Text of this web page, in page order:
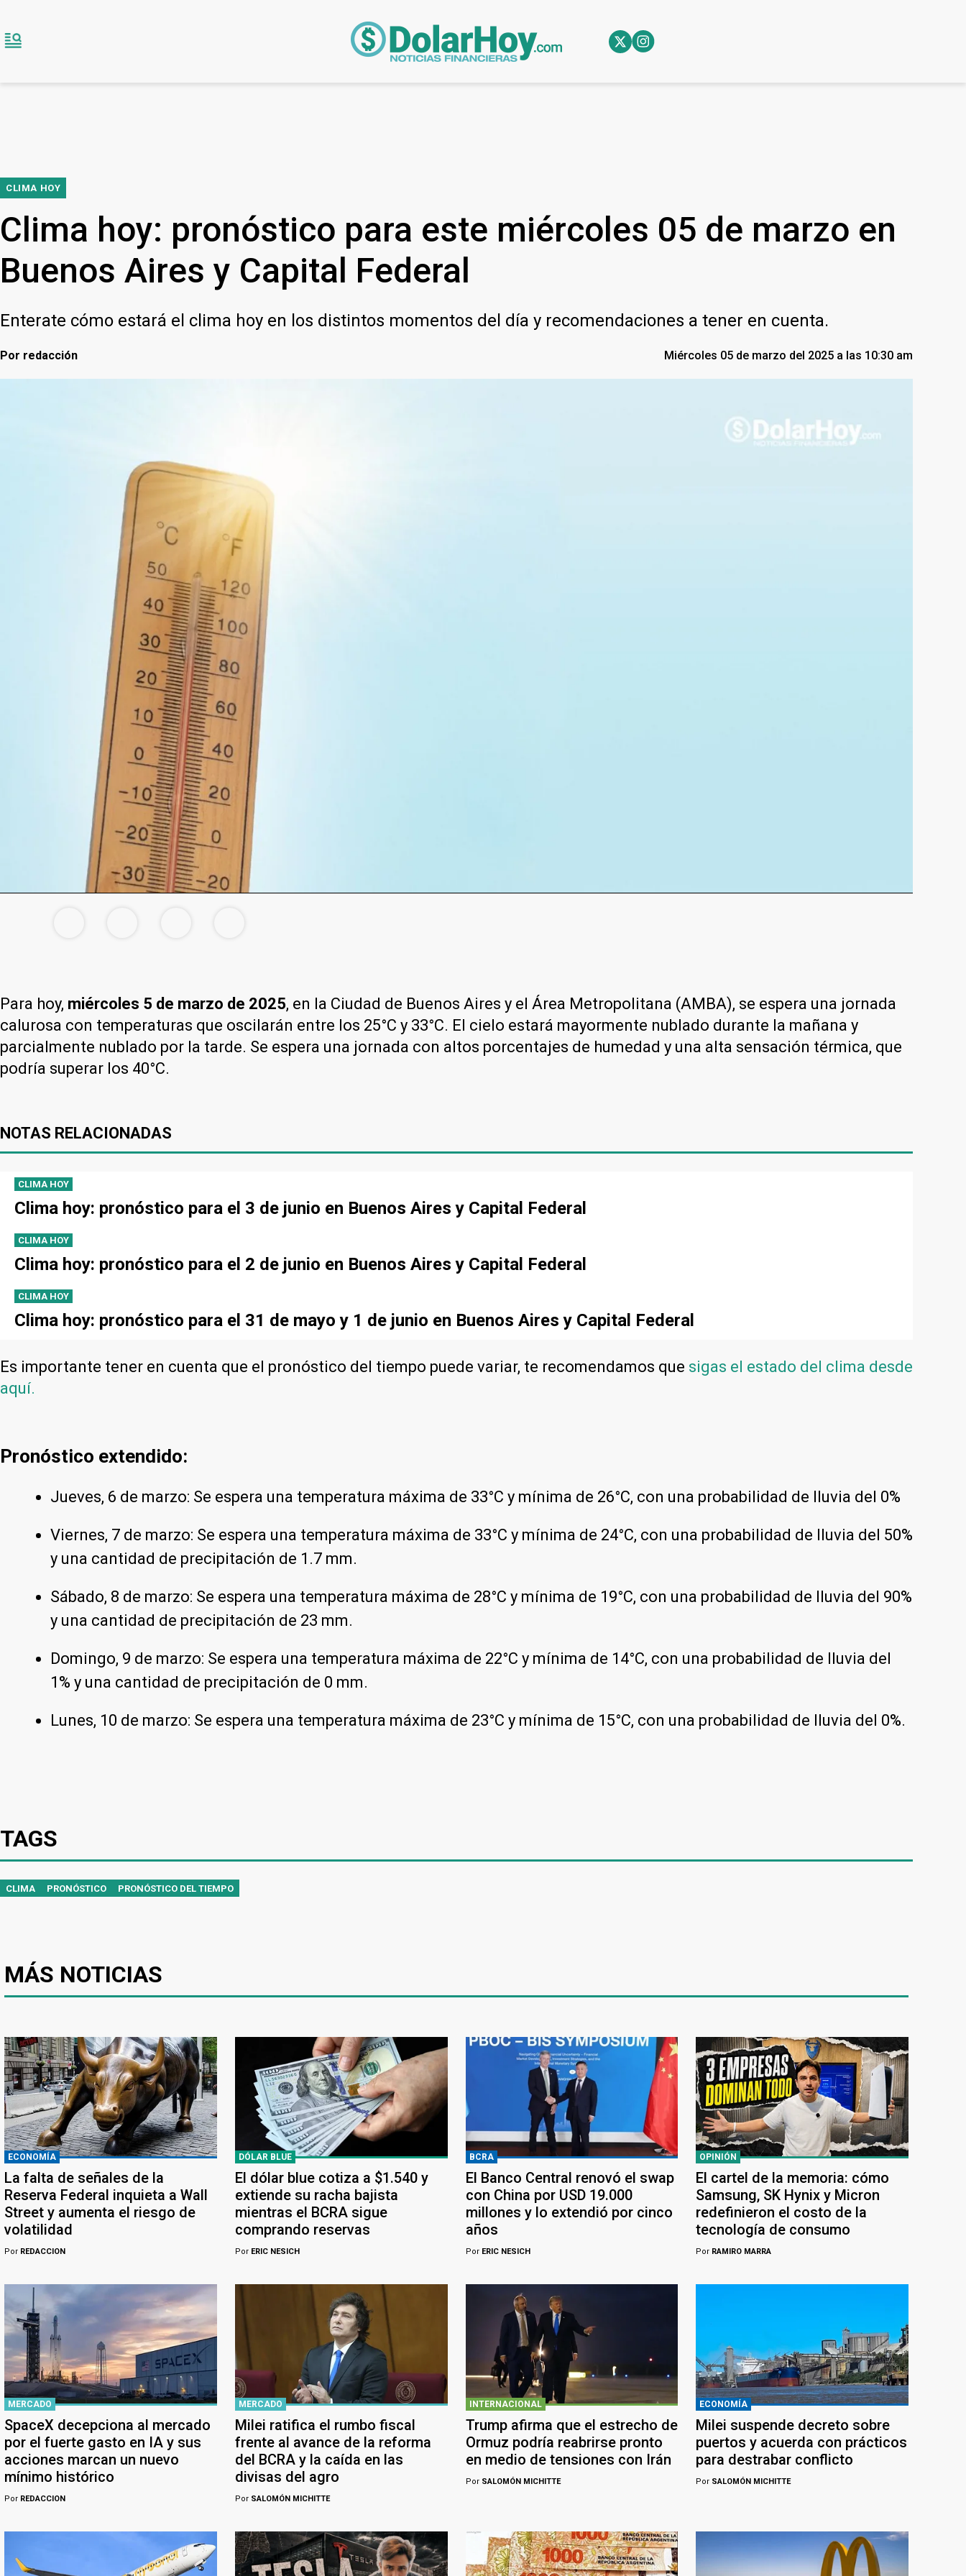
CLIMA HOY
Clima hoy: pronóstico para este miércoles 05 de marzo en
Buenos Aires y Capital Federal
Enterate cómo estará el clima hoy en los distintos momentos del día y recomendaciones a tener en cuenta.
Por redacción Miércoles 05 de marzo del 2025 a las 10:30 am
Para hoy, miércoles 5 de marzo de 2025, en la Ciudad de Buenos Aires y el Área Metropolitana (AMBA), se espera una jornada
calurosa con temperaturas que oscilarán entre los 25°C y 33°C. El cielo estará mayormente nublado durante la mañana y
parcialmente nublado por la tarde. Se espera una jornada con altos porcentajes de humedad y una alta sensación térmica, que
podría superar los 40°C.
NOTAS RELACIONADAS
CLIMA HOY
Clima hoy: pronóstico para el 3 de junio en Buenos Aires y Capital Federal
CLIMA HOY
Clima hoy: pronóstico para el 2 de junio en Buenos Aires y Capital Federal
CLIMA HOY
Clima hoy: pronóstico para el 31 de mayo y 1 de junio en Buenos Aires y Capital Federal
Es importante tener en cuenta que el pronóstico del tiempo puede variar, te recomendamos que sigas el estado del clima desde
aquí.
Pronóstico extendido:
Jueves, 6 de marzo: Se espera una temperatura máxima de 33°C y mínima de 26°C, con una probabilidad de lluvia del 0%
Viernes, 7 de marzo: Se espera una temperatura máxima de 33°C y mínima de 24°C, con una probabilidad de lluvia del 50%
y una cantidad de precipitación de 1.7 mm.
Sábado, 8 de marzo: Se espera una temperatura máxima de 28°C y mínima de 19°C, con una probabilidad de lluvia del 90%
y una cantidad de precipitación de 23 mm.
Domingo, 9 de marzo: Se espera una temperatura máxima de 22°C y mínima de 14°C, con una probabilidad de lluvia del
1% y una cantidad de precipitación de 0 mm.
Lunes, 10 de marzo: Se espera una temperatura máxima de 23°C y mínima de 15°C, con una probabilidad de lluvia del 0%.
TAGS
CLIMA PRONÓSTICO PRONÓSTICO DEL TIEMPO
MÁS NOTICIAS
ECONOMÍA
La falta de señales de la
Reserva Federal inquieta a Wall
Street y aumenta el riesgo de
volatilidad
Por REDACCION
DÓLAR BLUE
El dólar blue cotiza a $1.540 y
extiende su racha bajista
mientras el BCRA sigue
comprando reservas
PorERIC NESICH
BCRA
El Banco Central renovó el swap
con China por USD 19.000
millones y lo extendió por cinco
años
PorERIC NESICH
OPINIÓN
El cartel de la memoria: cómo
Samsung, SK Hynix y Micron
redefinieron el costo de la
tecnología de consumo
Por RAMIRO MARRA
MERCADO
SpaceX decepciona al mercado
por el fuerte gasto en IA y sus
acciones marcan un nuevo
mínimo histórico
Por REDACCION
MERCADO
Milei ratifica el rumbo fiscal
frente al avance de la reforma
del BCRA y la caída en las
divisas del agro
PorSALOMÓN MICHITTE
INTERNACIONAL
Trump afirma que el estrecho de
Ormuz podría reabrirse pronto
en medio de tensiones con Irán
PorSALOMÓN MICHITTE
ECONOMÍA
Milei suspende decreto sobre
puertos y acuerda con prácticos
para destrabar conflicto
Por SALOMÓN MICHITTE